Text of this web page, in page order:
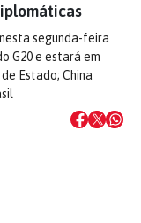
segunda-feira
G20 e estará em
Estado; China